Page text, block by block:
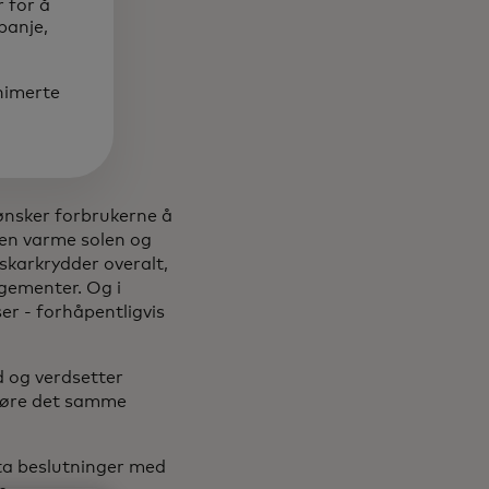
for å
forbrukerne å
varme solen og
overalt,
Og i
- forhåpentligvis
og verdsetter
det samme
beslutninger med